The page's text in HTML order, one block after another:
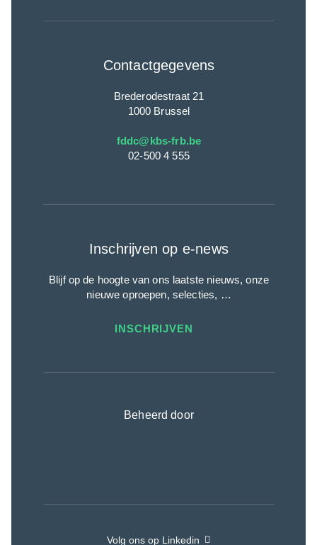
Contactgegevens
Brederodestraat 21
1000 Brussel
fddc@kbs-frb.be
02-500 4 555
Inschrijven op e-news
Blijf op de hoogte van ons laatste nieuws, onze
nieuwe oproepen, selecties, …
INSCHRIJVEN
Beheerd door
Volg ons op Linkedin